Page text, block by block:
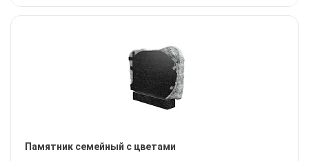
Памятник семейный с цветами